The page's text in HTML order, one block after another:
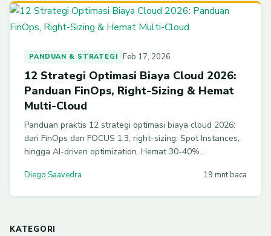
PANDUAN & STRATEGI Feb 17, 2026
12 Strategi Optimasi Biaya Cloud 2026:
Panduan FinOps, Right-Sizing & Hemat
Multi-Cloud
Panduan praktis 12 strategi optimasi biaya cloud 2026:
dari FinOps dan FOCUS 1.3, right-sizing, Spot Instances,
hingga AI-driven optimization. Hemat 30-40%
Diego Saavedra 19 mnt baca
KATEGORI